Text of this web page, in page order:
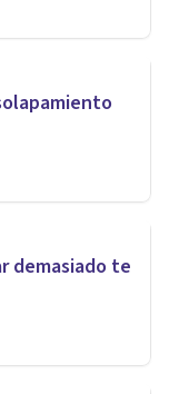
demasiado te